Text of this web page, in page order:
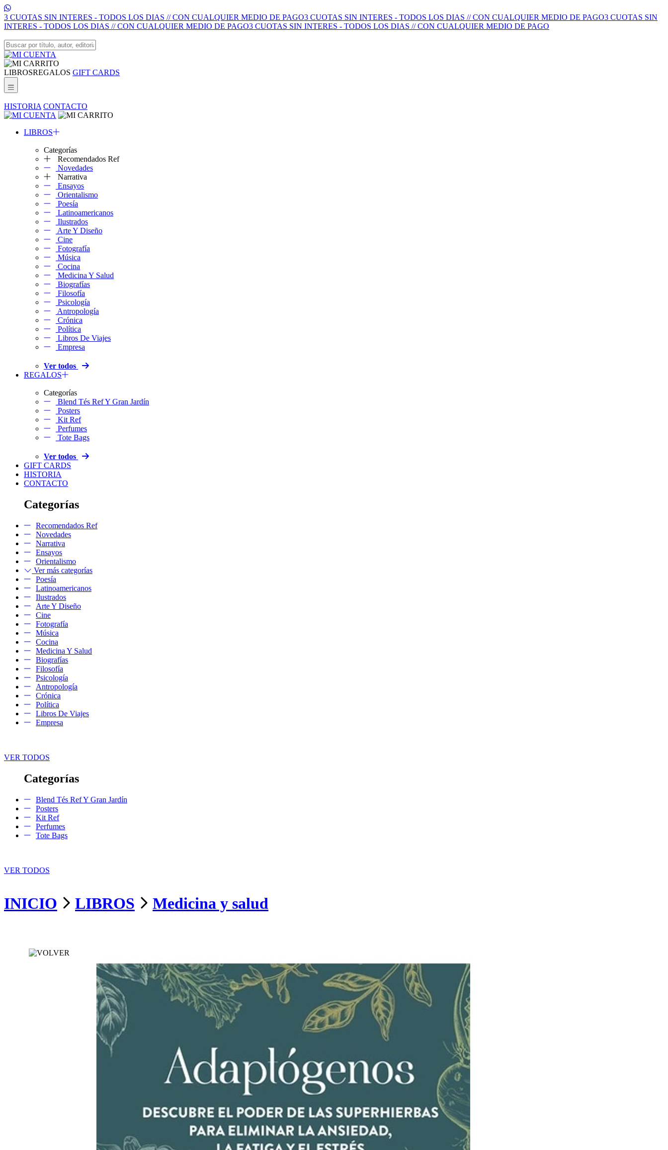
3 CUOTAS SIN INTERES - TODOS LOS DIAS // CON CUALQUIER MEDIO DE PAGO3 CUOTAS SIN INTERES - TODOS LOS DIAS // CON CUALQUIER MEDIO DE PAGO3 CUOTAS SIN
INTERES - TODOS LOS DIAS // CON CUALQUIER MEDIO DE PAGO3 CUOTAS SIN INTERES - TODOS LOS DIAS // CON CUALQUIER MEDIO DE PAGO
LIBROSREGALOS GIFT CARDS
HISTORIA CONTACTO
LIBROS
Categorías
Recomendados Ref
Novedades
Narrativa
Ensayos
Orientalismo
Poesía
Latinoamericanos
Ilustrados
Arte Y Diseño
Cine
Fotografía
Música
Cocina
Medicina Y Salud
Biografías
Filosofía
Psicología
Antropología
Crónica
Política
Libros De Viajes
Empresa
Ver todos
REGALOS
Categorías
Blend Tés Ref Y Gran Jardín
Posters
Kit Ref
Perfumes
Tote Bags
Ver todos
GIFT CARDS
HISTORIA
CONTACTO
Categorías
Recomendados Ref
Novedades
Narrativa
Ensayos
Orientalismo
Ver más categorías
Poesía
Latinoamericanos
Ilustrados
Arte Y Diseño
Cine
Fotografía
Música
Cocina
Medicina Y Salud
Biografías
Filosofía
Psicología
Antropología
Crónica
Política
Libros De Viajes
Empresa
VER TODOS
Categorías
Blend Tés Ref Y Gran Jardín
Posters
Kit Ref
Perfumes
Tote Bags
VER TODOS
INICIO LIBROS Medicina y salud